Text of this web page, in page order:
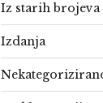
Iz starih brojeva
Izdanja